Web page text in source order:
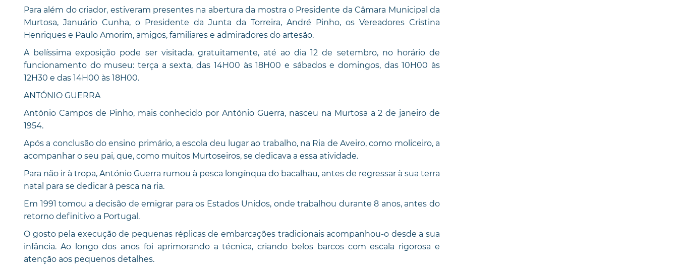
Para além do criador, estiveram presentes na abertura da mostra o Presidente da Câmara Municipal da
Murtosa, Januário Cunha, o Presidente da Junta da Torreira, André Pinho, os Vereadores Cristina
Henriques e Paulo Amorim, amigos, familiares e admiradores do artesão.
A belíssima exposição pode ser visitada, gratuitamente, até ao dia 12 de setembro, no horário de
funcionamento do museu: terça a sexta, das 14H00 às 18H00 e sábados e domingos, das 10H00 às
12H30 e das 14H00 às 18H00.
ANTÓNIO GUERRA
António Campos de Pinho, mais conhecido por António Guerra, nasceu na Murtosa a 2 de janeiro de
1954.
Após a conclusão do ensino primário, a escola deu lugar ao trabalho, na Ria de Aveiro, como moliceiro, a
acompanhar o seu pai, que, como muitos Murtoseiros, se dedicava a essa atividade.
Para não ir à tropa, António Guerra rumou à pesca longínqua do bacalhau, antes de regressar à sua terra
natal para se dedicar à pesca na ria.
Em 1991 tomou a decisão de emigrar para os Estados Unidos, onde trabalhou durante 8 anos, antes do
retorno definitivo a Portugal.
O gosto pela execução de pequenas réplicas de embarcações tradicionais acompanhou-o desde a sua
infância. Ao longo dos anos foi aprimorando a técnica, criando belos barcos com escala rigorosa e
atenção aos pequenos detalhes.